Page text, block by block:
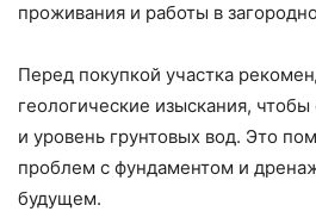
проживания и работы в
Перед покупкой участка
геологические изыскания, чтобы
и уровень грунтовых вод. Это
проблем с фундаментом и
будущем.